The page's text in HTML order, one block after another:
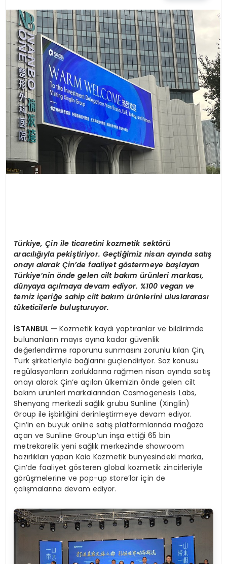
Türkiye, Çin ile ticaretini kozmetik sektörü
aracılığıyla pekiştiriyor. Geçtiğimiz nisan ayında satış
onayı alarak Çin’de faaliyet göstermeye başlayan
Türkiye’nin önde gelen cilt bakım ürünleri markası,
dünyaya açılmaya devam ediyor. %100 vegan ve
temiz içeriğe sahip cilt bakım ürünlerini uluslararası
tüketicilerle buluşturuyor.
İSTANBUL —Kozmetik kaydı yaptıranlar ve bildirimde
bulunanların mayıs ayına kadar güvenlik
değerlendirme raporunu sunmasını zorunlu kılan Çin,
Türk şirketleriyle bağlarını güçlendiriyor. Söz konusu
regülasyonların zorluklarına rağmen nisan ayında satış
onayı alarak Çin’e açılan ülkemizin önde gelen cilt
bakım ürünleri markalarından Cosmogenesis Labs,
Shenyang merkezli sağlık grubu Sunline (Xinglin)
Group ile işbirliğini derinleştirmeye devam ediyor.
Çin’in en büyük online satış platformlarında mağaza
açan ve Sunline Group’un inşa ettiği 65 bin
metrekarelik yeni sağlık merkezinde showroom
hazırlıkları yapan Kaia Kozmetik bünyesindeki marka,
Çin’de faaliyet gösteren global kozmetik zincirleriyle
görüşmelerine ve pop-up store’lar için de
çalışmalarına devam ediyor.